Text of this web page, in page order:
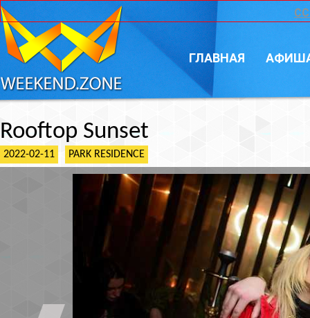
ГЛАВНАЯ
Rooftop Sunset
2022-02-11 PARK RESIDENCE